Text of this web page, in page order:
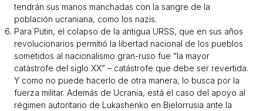
tendrán sus manos manchadas con la sangre de la
población ucraniana, como los nazis.
Para Putin, el colapso de la antigua URSS, que en sus años
revolucionarios permitió la libertad nacional de los pueblos
sometidos al nacionalismo gran-ruso fue “la mayor
catástrofe del siglo XX” – catástrofe que debe ser revertida.
Y como no puede hacerlo de otra manera, lo busca por la
fuerza militar. Además de Ucrania, está el caso del apoyo al
régimen autoritario de Lukashenko en Bielorrusia ante la